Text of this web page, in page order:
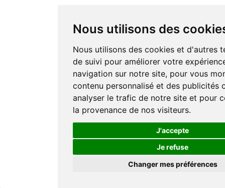
Nous utilisons des
Nous utilisons des cookies et d'autres
de suivi pour améliorer votre
navigation sur notre site, pour vous
contenu personnalisé et des publicités
analyser le trafic de notre site et pour
la provenance de nos visiteurs.
J'accepte
Je refuse
Changer mes préférences